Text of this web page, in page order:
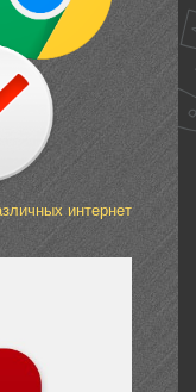
интернет